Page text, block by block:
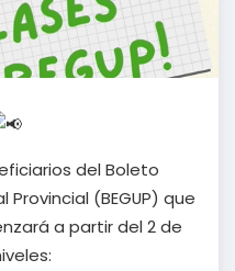
del Boleto
(BEGUP) que
a partir del 2 de